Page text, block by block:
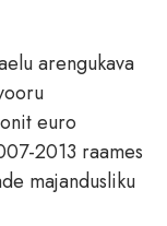
arengukava
euro
2013 raames
majandusliku